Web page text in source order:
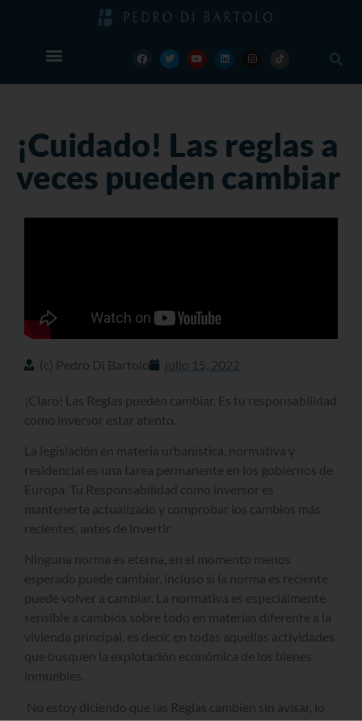
¡Cuidado! Las reglas a
veces pueden cambiar
(c) Pedro Di Bartolo julio 15, 2022
¡Claro! Las Reglas pueden cambiar. Es tu responsabilidad
como inversor estar atento.
La legislación en materia urbanística, normativa y
residencial es una tarea permanente en los gobiernos de
Europa. Tu Responsabilidad como inversor es
mantenerte actualizado y comprobar los cambios más
recientes, antes de invertir.
Ninguna norma es eterna, en el momento menos
esperado puede cambiar, incluso si la norma es reciente
puede volver a cambiar. La normativa es especialmente
sensible a cambios sobre todo en materias diferente a la
vivienda principal, es decir, en todas aquellas actividades
que busquen la explotación económica de los bienes
inmuebles.
No estoy diciendo que las Reglas cambien sin avisar, lo